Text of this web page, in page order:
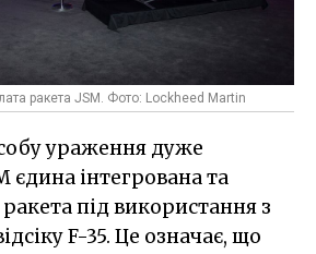
ракета JSM. Фото: Lockheed Martin
ураження дуже
єдина інтегрована та
під використання з
F-35. Це означає, що